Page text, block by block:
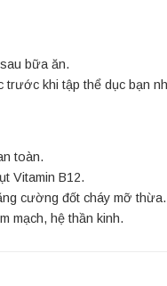
bữa ăn.
khi tập thể dục bạn
toàn.
Vitamin B12.
cường đốt cháy mỡ thừa.
mạch, hệ thần kinh.